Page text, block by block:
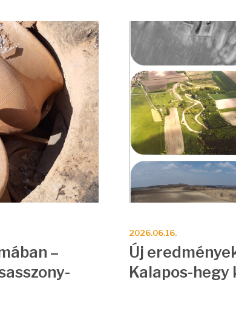
–
2026.06.16.
Új
Kalapos-